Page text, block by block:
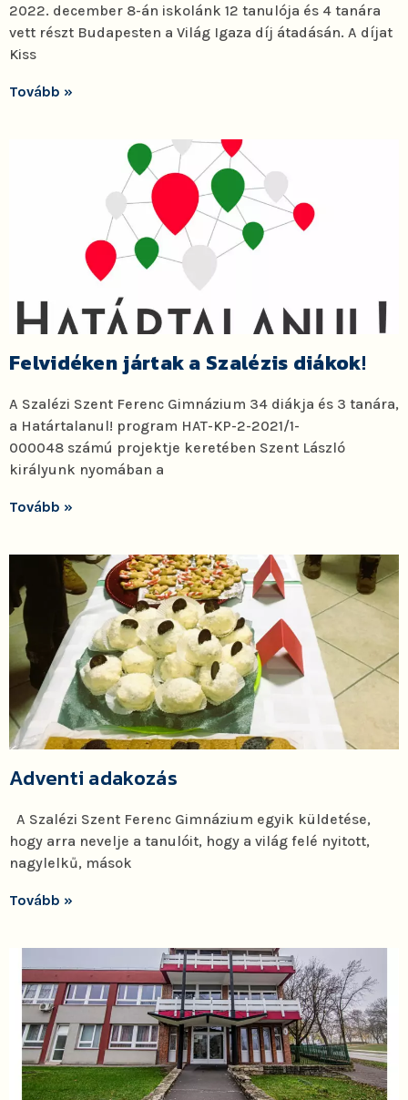
2022. december 8-án iskolánk 12 tanulója és 4 tanára
vett részt Budapesten a Világ Igaza díj átadásán. A díjat
Kiss
Tovább »
Felvidéken jártak a Szalézis diákok!
A Szalézi Szent Ferenc Gimnázium 34 diákja és 3 tanára,
a Határtalanul! program HAT-KP-2-2021/1-
000048 számú projektje keretében Szent László
királyunk nyomában a
Tovább »
Adventi adakozás
A Szalézi Szent Ferenc Gimnázium egyik küldetése,
hogy arra nevelje a tanulóit, hogy a világ felé nyitott,
nagylelkű, mások
Tovább »